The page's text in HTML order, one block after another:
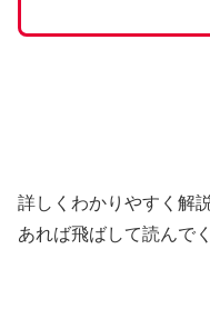
詳しくわかりやすく解
あれば飛ばして読んで